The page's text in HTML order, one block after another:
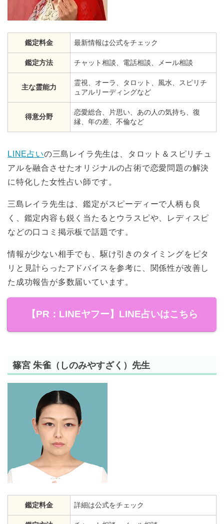
鑑定料金 最新情報は公式をチェック
鑑定方法 チャット相談、電話相談、メール相談
主な霊能力
霊視、オーラ、タロット、風水、スピリチ
ュアルリーディングなど
得意分野
恋愛総合、片思い、あの人の気持ち、復
縁、年の差、不倫など
LINE占いの三島レイラ先生は、タロット＆スピリチュ
アルを融合させたオリジナルの占術で恋愛問題の解決
に特化した女性占い師です。
三島レイラ先生は、鑑定がスピーディーで人柄も良
く、鑑定内容も鋭く当たるとウラスピや、レディスピ
などの口コミ掲示板で話題です。
情報が少ない相手でも、駆け引きのタイミングをピタ
リと見計らったアドバイスを参考に、関係性が改善し
た成功報告が多数届いています。
【PR：LINEヤフー】LINE占いはこちら
篠宮 朱雀（しのみやすざく）先生
鑑定料金 詳細は公式をチェック